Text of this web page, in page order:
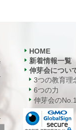
HOME
新着情報一覧
伸芽会につい
3つの教育理
6つの力
伸芽会のNo.1